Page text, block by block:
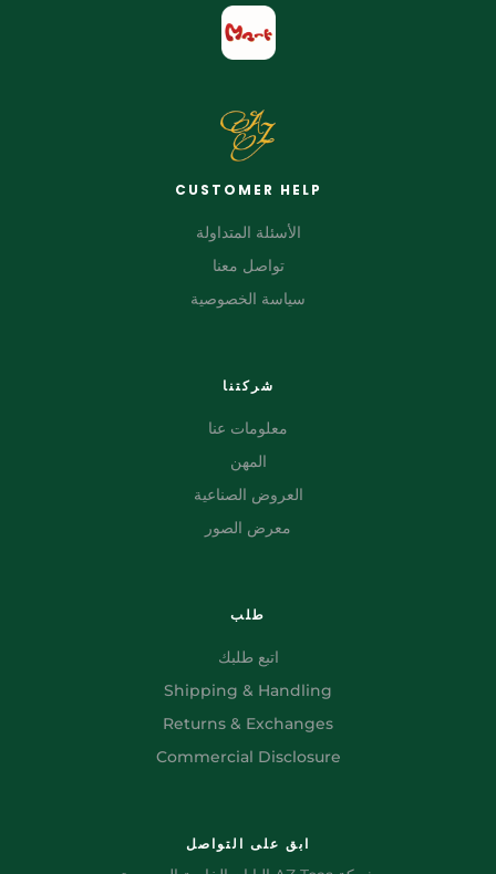
CUSTOMER HELP
الأسئلة المتداولة
تواصل معنا
سياسة الخصوصية
شركتنا
معلومات عنا
المهن
العروض الصناعية
معرض الصور
طلب
اتبع طلبك
Shipping & Handling
Returns & Exchanges
Commercial Disclosure
ابق على التواصل